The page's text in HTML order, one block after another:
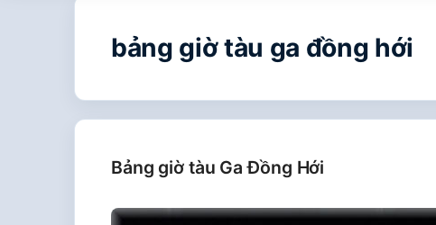
bảng giờ tàu ga đồng hới
Bảng giờ tàu Ga Đồng Hới